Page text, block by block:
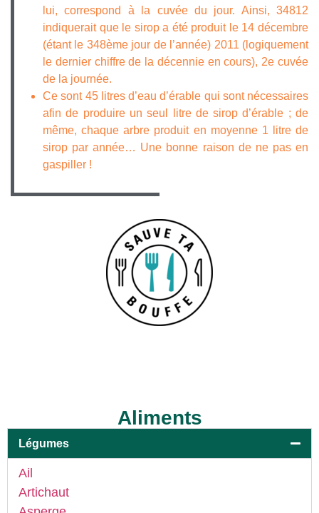
lui, correspond à la cuvée du jour. Ainsi, 34812
indiquerait que le sirop a été produit le 14 décembre
(étant le 348ème jour de l’année) 2011 (logiquement
le dernier chiffre de la décennie en cours), 2e cuvée
de la journée.
Ce sont 45 litres d’eau d’érable qui sont nécessaires
afin de produire un seul litre de sirop d’érable ; de
même, chaque arbre produit en moyenne 1 litre de
sirop par année… Une bonne raison de ne pas en
gaspiller !
Aliments
Légumes
Ail
Artichaut